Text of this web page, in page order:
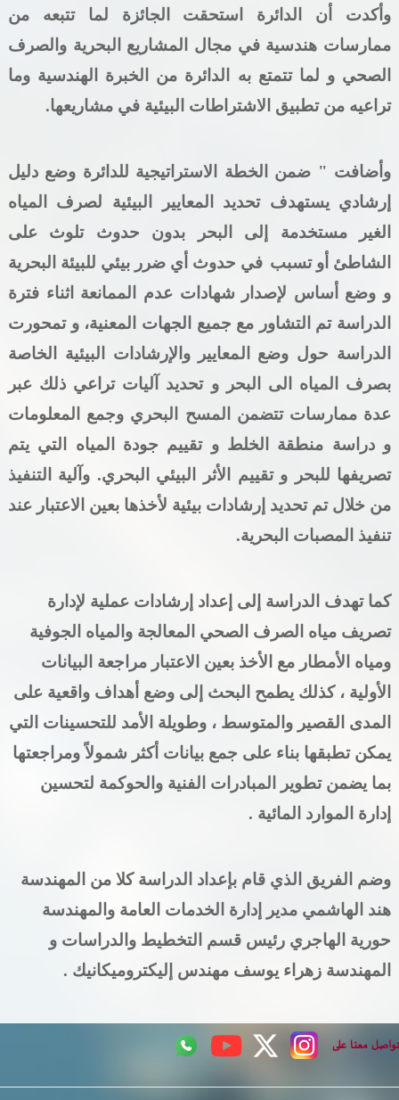
وأكدت أن الدائرة استحقت الجائزة لما تتبعه من
ممارسات هندسية في مجال المشاريع البحرية والصرف
الصحي و لما تتمتع به الدائرة من الخبرة الهندسية وما
تراعيه من تطبيق الاشتراطات البيئية في مشاريعها.
وأضافت " ضمن الخطة الاستراتيجية للدائرة وضع دليل
إرشادي يستهدف تحديد المعايير البيئية لصرف المياه
الغير مستخدمة إلى البحر بدون حدوث تلوث على
الشاطئ أو تسبب
في حدوث أي ضرر بيئي للبيئة البحرية
و وضع أساس لإصدار شهادات عدم الممانعة اثناء فترة
الدراسة تم التشاور مع جميع الجهات المعنية، و تمحورت
الدراسة حول وضع المعايير والإرشادات البيئية الخاصة
بصرف المياه الى البحر
و تحديد آليات تراعي ذلك عبر
عدة ممارسات تتضمن المسح البحري وجمع المعلومات
و دراسة منطقة الخلط و تقييم جودة المياه التي يتم
تصريفها للبحر و تقييم الأثر البيئي البحري. وآلية التنفيذ
من خلال تم تحديد إرشادات بيئية لأخذها بعين الاعتبار عند
تنفيذ المصبات البحرية.
كما تهدف الدراسة إلى إعداد إرشادات عملية لإدارة
تصريف مياه الصرف الصحي المعالجة والمياه الجوفية
ومياه الأمطار مع الأخذ بعينالاعتبار مراجعة البيانات
الأولية ، كذلك يطمح البحث إلى وضع أهداف واقعية على
المدى القصير والمتوسط، وطويلة الأمد للتحسينات التي
يمكنتطبقها بناء علىجمع بيانات أكثر شمولاً ومراجعتها
بما يضمن تطوير المبادرات الفنية والحوكمة لتحسين
إدارة الموارد المائية .
وضم الفريق الذي قام بإعداد الدراسة كلا من المهندسة
هند الهاشمي مدير إدارة الخدمات العامة والمهندسة
حورية الهاجري رئيس قسم التخطيط والدراسات و
المهندسة زهراء يوسف مهندس إليكتروميكانيك .
معنا على